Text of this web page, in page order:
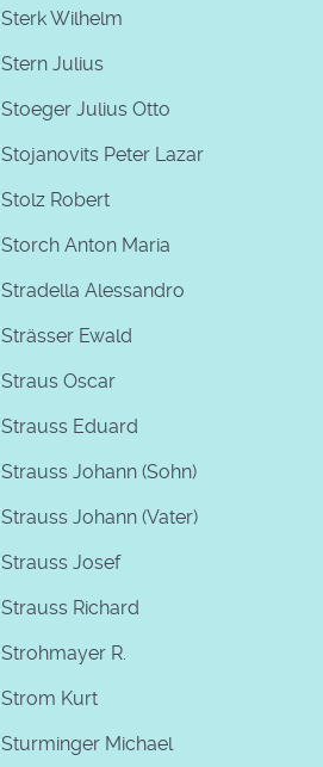
Sterk Wilhelm
Stern Julius
Stoeger Julius Otto
Stojanovits Peter Lazar
Stolz Robert
Storch Anton Maria
Stradella Alessandro
Strässer Ewald
Straus Oscar
Strauss Eduard
Strauss Johann (Sohn)
Strauss Johann (Vater)
Strauss Josef
Strauss Richard
Strohmayer R.
Strom Kurt
Sturminger Michael